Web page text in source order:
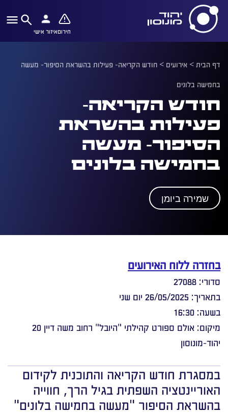
חירוםאיזור אישי
דף הבית> אירועים > חודש הקריאה- פעילות בהשראת הסיפור- מעשה
בחמישה בלונים
חודש הקריאה-
פעילות בהשראת
הסיפור- מעשה
בחמישה בלונים
שמירה ביומן
בחזרה ללוח האירועים
סדורי: 27088
בתאריך: 26/05/2025 יום שני
בשעה: 16:30
מיקום: אולם ספורט קהילתי "היובל" רחוב משה דיין 20
יהוד-מונוסון
במסגרת חודש הקריאה והתוכנית לקידום
האוריינטציה השפתית בגיל הרך, חווייה
בהשראת הסיפור "מעשה בחמישה בלונים"